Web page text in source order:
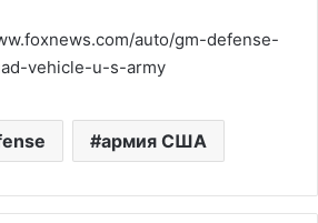
auto/gm-defense-
vehicle-u-s-army
армия США